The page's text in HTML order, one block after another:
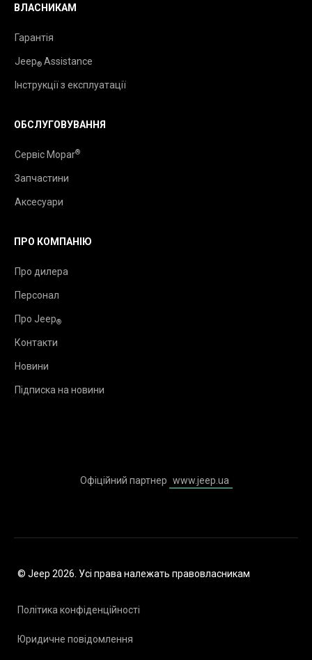
ВЛАСНИКАМ
Гарантія
Jeep® Assistance
Інструкції з експлуатації
ОБСЛУГОВУВАННЯ
Сервіс Mopar®
Запчастини
Аксесуари
ПРО КОМПАНІЮ
Про дилера
Персонал
Про Jeep®
Контакти
Новини
Підписка на новини
Офіційний партнер www.jeep.ua
© Jeep 2026. Усі права належать правовласникам
Політика конфіденційності
Юридичне повідомлення